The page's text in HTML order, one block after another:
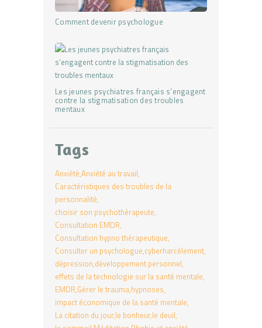
Comment devenir psychologue
Les jeunes psychiatres français s’engagent
contre la stigmatisation des troubles
mentaux
Tags
Anxiété Anxiété au travail
Caractéristiques des troubles de la
personnalité
choisir son psychothérapeute
Consultation EMDR
Consultation hypno thérapeutique
Consulter un psychologue cyberharcèlement
dépression développement personnel
effets de la technologie sur la santé mentale
EMDR Gérer le trauma hypnoses
impact économique de la santé mentale
La citation du jour le bonheur le deuil